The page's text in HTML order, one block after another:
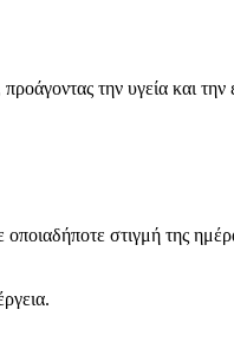
την υγεία και την
οποιαδήποτε στιγμή της